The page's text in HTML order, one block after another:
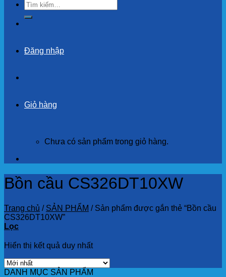
Tìm
kiếm:
Đăng nhập
Giỏ hàng
Chưa có sản phẩm trong giỏ hàng.
Bồn cầu CS326DT10XW
Trang chủ / SẢN PHẨM /Sản phẩm được gắn thẻ “Bồn cầu
CS326DT10XW”
Lọc
Hiển thị kết quả duy nhất
DANH MỤC SẢN PHẨM